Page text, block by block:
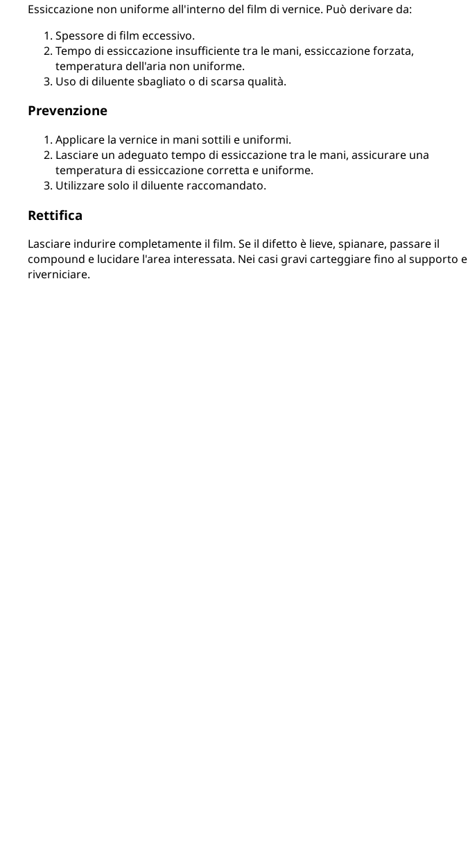
Essiccazione non uniforme all'interno del film di vernice. Può derivare da:
Spessore di film eccessivo.
Tempo di essiccazione insufficiente tra le mani, essiccazione forzata,
temperatura dell'aria non uniforme.
Uso di diluente sbagliato o di scarsa qualità.
Prevenzione
Applicare la vernice in mani sottili e uniformi.
Lasciare un adeguato tempo di essiccazione tra le mani, assicurare una
temperatura di essiccazione corretta e uniforme.
Utilizzare solo il diluente raccomandato.
Rettifica
Lasciare indurire completamente il film. Se il difetto è lieve, spianare, passare il
compound e lucidare l'area interessata. Nei casi gravi carteggiare fino al supporto e
riverniciare.